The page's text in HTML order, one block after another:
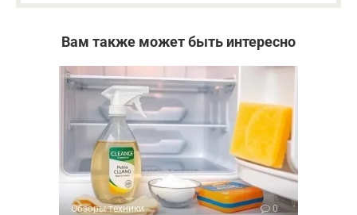
Вам также может быть интересно
Обзоры техники 0